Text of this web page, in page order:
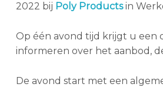
2022 bij Poly Productsin
Op één avond tijd krijgt u een
informeren over het aanbod,
De avond start met een